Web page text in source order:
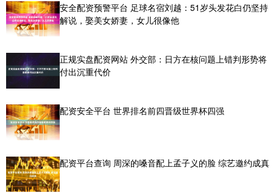
安全配资预警平台 足球名宿刘越：51岁头发花白仍坚持
解说，娶美女娇妻，女儿很像他
正规实盘配资网站 外交部：日方在核问题上错判形势将
付出沉重代价
配资安全平台 世界排名前四晋级世界杯四强
配资平台查询 周深的嗓音配上孟子义的脸 综艺邀约成真